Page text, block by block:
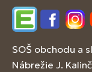
EdupageFacebook
SOŠ obchodu a
Nábrežie J.